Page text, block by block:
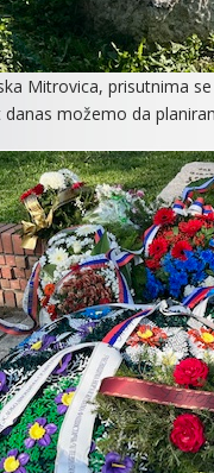
Mitrovica, prisutnima
danas možemo da